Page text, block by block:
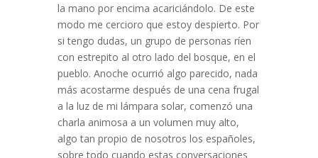
la mano por encima acariciándolo. De este
modo me cercioro que estoy despierto. Por
si tengo dudas, un grupo de personas ríen
con estrepito al otro lado del bosque, en el
pueblo. Anoche ocurrió algo parecido, nada
más acostarme después de una cena frugal
a la luz de mi lámpara solar, comenzó una
charla animosa a un volumen muy alto,
algo tan propio de nosotros los españoles,
sobre todo cuando estas conversaciones